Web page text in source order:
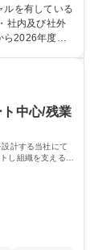
のキャリアを
現場育成や研
を有している
社内及び社外
る自然災害の
ています。
してまいりま
中心/残業
計する当社にて
し組織を支える専